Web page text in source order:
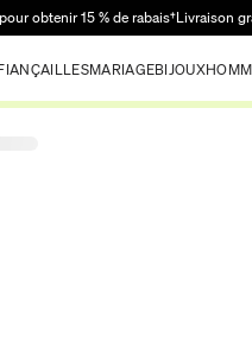
obtenir 15 % de rabais†Livraison
MARIAGEBIJOUX